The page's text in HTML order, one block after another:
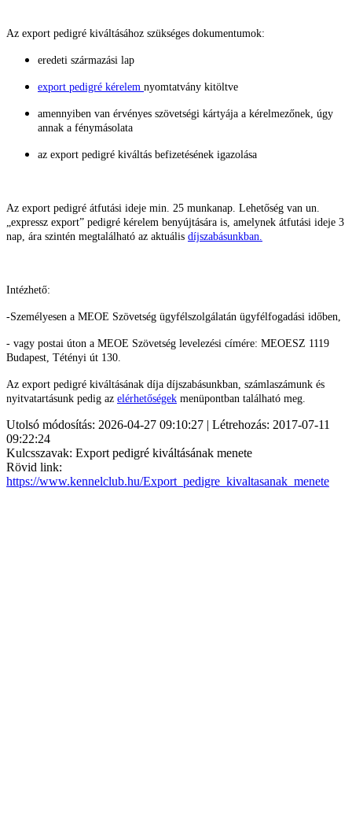
Az export pedigré kiváltásához szükséges dokumentumok:
eredeti származási lap
export pedigré kérelem nyomtatvány kitöltve
amennyiben van érvényes szövetségi kártyája a kérelmezőnek, úgy
annak a fénymásolata
az export pedigré kiváltás befizetésének igazolása
Az export pedigré átfutási ideje min. 25 munkanap. Lehetőség van un.
„expressz export” pedigré kérelem benyújtására is, amelynek átfutási ideje 3
nap, ára szintén megtalálható az aktuális díjszabásunkban.
Intézhető:
-Személyesen a MEOE Szövetség ügyfélszolgálatán ügyfélfogadási időben,
- vagy postai úton a MEOE Szövetség levelezési címére: MEOESZ 1119
Budapest, Tétényi út 130.
Az export pedigré kiváltásának díja díjszabásunkban, számlaszámunk és
nyitvatartásunk pedig az elérhetőségek menüpontban található meg.
Utolsó módosítás: 2026-04-27 09:10:27 | Létrehozás: 2017-07-11
09:22:24
Kulcsszavak: Export pedigré kiváltásának menete
Rövid link:
https://www.kennelclub.hu/Export_pedigre_kivaltasanak_menete